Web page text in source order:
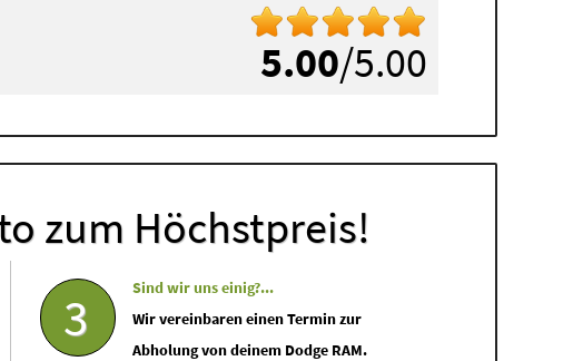
5.00/5.00
zum Höchstpreis!
3
Sind wir uns einig?...
Wir vereinbaren einen Termin zur
Abholung von deinem Dodge RAM.